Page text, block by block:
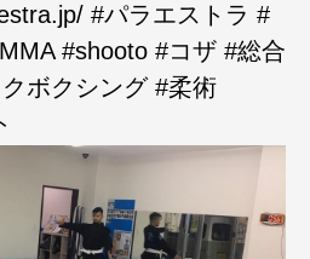
#パラエストラ #
#shooto #コザ #総合
ボクシング #柔術